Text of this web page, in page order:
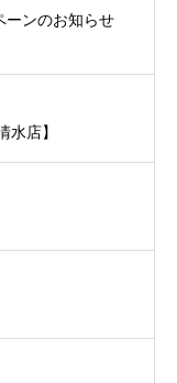
ーンのお知らせ
店】